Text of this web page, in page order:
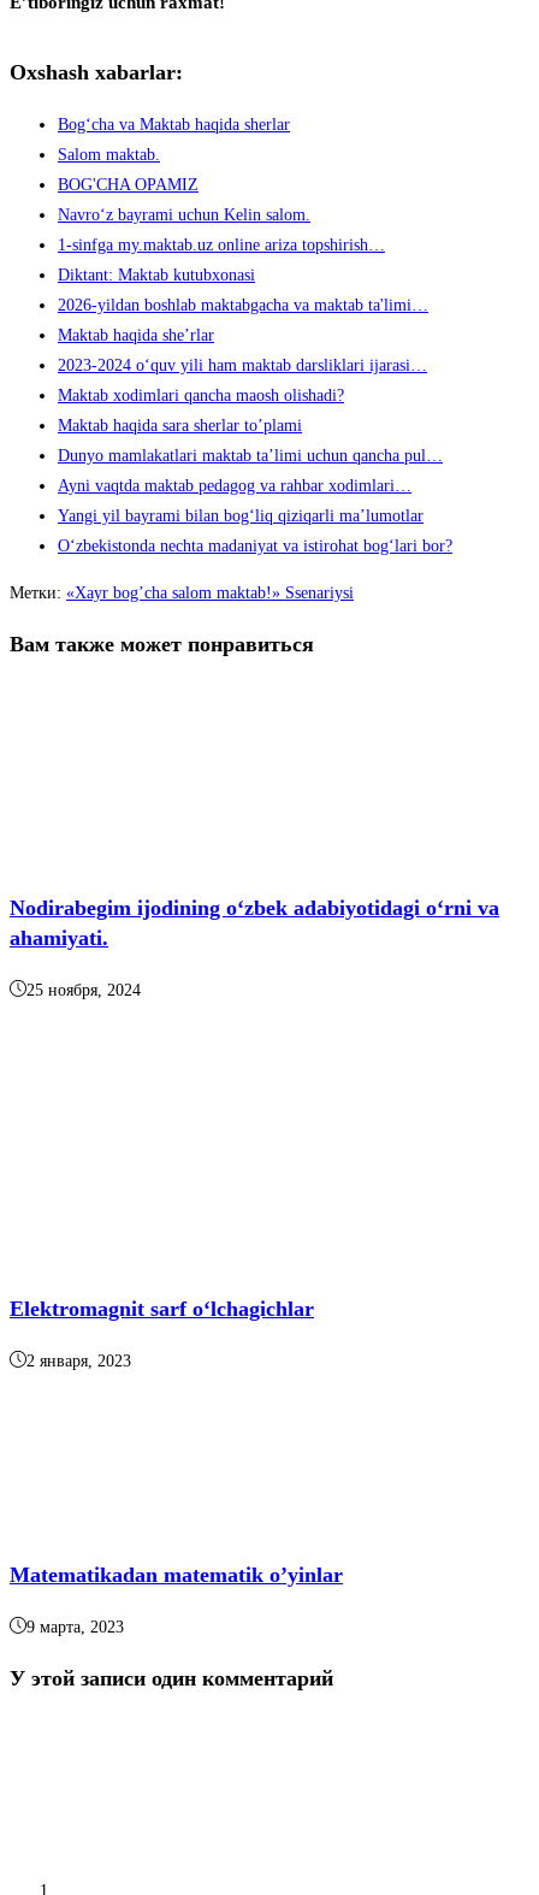
Oxshash xabarlar:
Bog‘cha va Maktab haqida sherlar
Salom maktab.
BOG'CHA OPAMIZ
Navro‘z bayrami uchun Kelin salom.
1-sinfga my.maktab.uz online ariza topshirish…
Diktant: Maktab kutubxonasi
2026-yildan boshlab maktabgacha va maktab ta'limi…
Maktab haqida she’rlar
2023-2024 o‘quv yili ham maktab darsliklari ijarasi…
Maktab xodimlari qancha maosh olishadi?
Maktab haqida sara sherlar to’plami
Dunyo mamlakatlari maktab ta’limi uchun qancha pul…
Ayni vaqtda maktab pedagog va rahbar xodimlari…
Yangi yil bayrami bilan bog‘liq qiziqarli ma’lumotlar
O‘zbekistonda nechta madaniyat va istirohat bog‘lari bor?
Метки: «Xayr bog’cha salom maktab!» Ssenariysi
Вам также может понравиться
Nodirabegim ijodining o‘zbek adabiyotidagi o‘rni va
ahamiyati.
25 ноября, 2024
Elektromagnit sarf o‘lchagichlar
2 января, 2023
Matematikadan matematik o’yinlar
9 марта, 2023
У этой записи один комментарий